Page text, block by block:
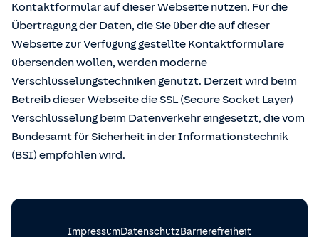
Kontaktformular auf dieser Webseite nutzen. Für die
Übertragung der Daten, die Sie über die auf dieser
Webseite zur Verfügung gestellte Kontaktformulare
übersenden wollen, werden moderne
Verschlüsselungstechniken genutzt. Derzeit wird beim
Betreib dieser Webseite die SSL (Secure Socket Layer)
Verschlüsselung beim Datenverkehr eingesetzt, die vom
Bundesamt für Sicherheit in der Informationstechnik
(BSI) empfohlen wird.
ImpressumDatenschutzBarrierefreiheit